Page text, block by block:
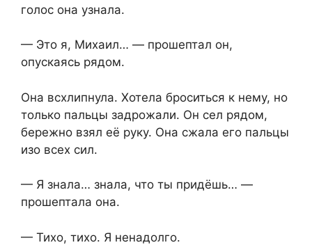
голос она узнала.
— Это я, Михаил… — прошептал он,
опускаясь рядом.
Она всхлипнула. Хотела броситься к нему, но
только пальцы задрожали. Он сел рядом,
бережно взял её руку. Она сжала его пальцы
изо всех сил.
— Я знала… знала, что ты придёшь… —
прошептала она.
— Тихо, тихо. Я ненадолго.